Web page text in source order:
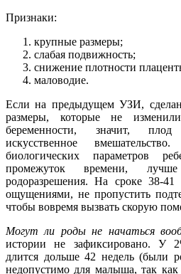
Признаки:
крупные размеры;
слабая подвижность;
снижение плотности
маловодие.
Если на предыдущем УЗИ,
размеры, которые не
беременности, значит, плод
искусственное
биологических параметров
промежуток времени, лучше
родоразрешения. На сроке 38-
ощущениями, не пропустить
чтобы вовремя вызвать скорую
Могут ли роды не начаться
истории не зафиксировано. У
длится дольше 42 недель (были
недопустимо для малыша, так как